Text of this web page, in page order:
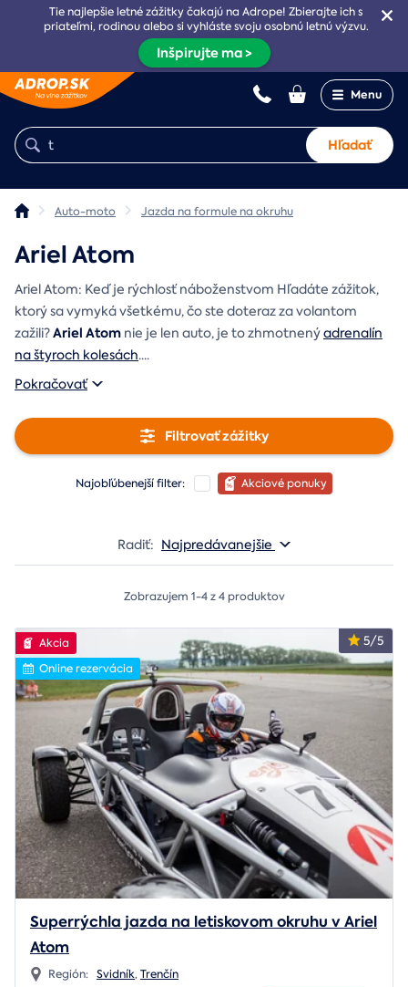
Tie najlepšie letné zážitky čakajú na Adrope! Zbierajte ich s
priateľmi, rodinou alebo si vyhláste svoju osobnú letnú výzvu.
Inšpirujte ma >
Menu
Hľadať
Auto-moto Jazda na formule na okruhu
Ariel Atom
Ariel Atom: Keď je rýchlosť náboženstvom Hľadáte zážitok,
ktorý sa vymyká všetkému, čo ste doteraz za volantom
zažili?Ariel Atom nie je len auto, je to zhmotnenýadrenalín
na štyroch kolesách....
Pokračovať
Filtrovať zážitky
Najobľúbenejší filter: Akciové ponuky
Radiť: Najpredávanejšie
Zobrazujem 1-4 z 4 produktov
5/5
Akcia
Online rezervácia
Superrýchla jazda na letiskovom okruhu v Ariel
Atom
Región: Svidník,Trenčín